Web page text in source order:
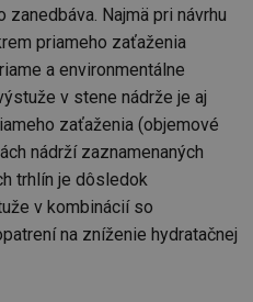
Najmä pri návrhu
priameho zaťaženia
a environmentálne
v stene nádrže je aj
zaťaženia (objemové
nádrží zaznamenaných
trhlín je dôsledok
v kombinácií so
na zníženie hydratačnej